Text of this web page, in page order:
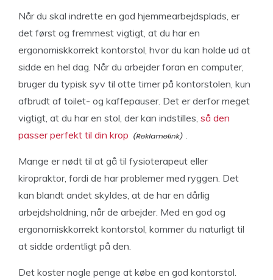
Når du skal indrette en god hjemmearbejdsplads, er
det først og fremmest vigtigt, at du har en
ergonomiskkorrekt kontorstol, hvor du kan holde ud at
sidde en hel dag. Når du arbejder foran en computer,
bruger du typisk syv til otte timer på kontorstolen, kun
afbrudt af toilet- og kaffepauser. Det er derfor meget
vigtigt, at du har en stol, der kan indstilles, så den
passer perfekt til din krop
.
Mange er nødt til at gå til fysioterapeut eller
kiropraktor, fordi de har problemer med ryggen. Det
kan blandt andet skyldes, at de har en dårlig
arbejdsholdning, når de arbejder. Med en god og
ergonomiskkorrekt kontorstol, kommer du naturligt til
at sidde ordentligt på den.
Det koster nogle penge at købe en god kontorstol.